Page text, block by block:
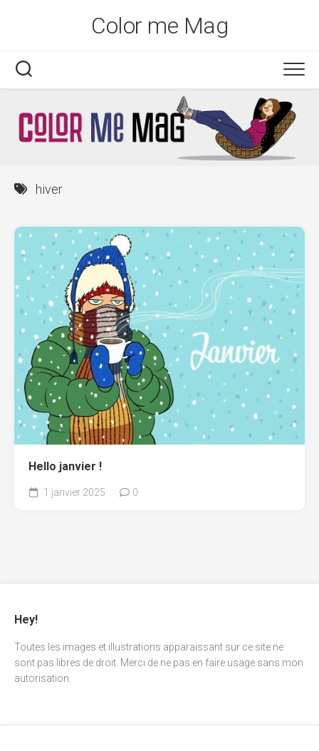
Color me Mag
hiver
Hello janvier !
1 janvier 2025 0
Hey!
Toutes les images et illustrations apparaissant sur ce site ne
sont pas libres de droit. Merci de ne pas en faire usage sans mon
autorisation.